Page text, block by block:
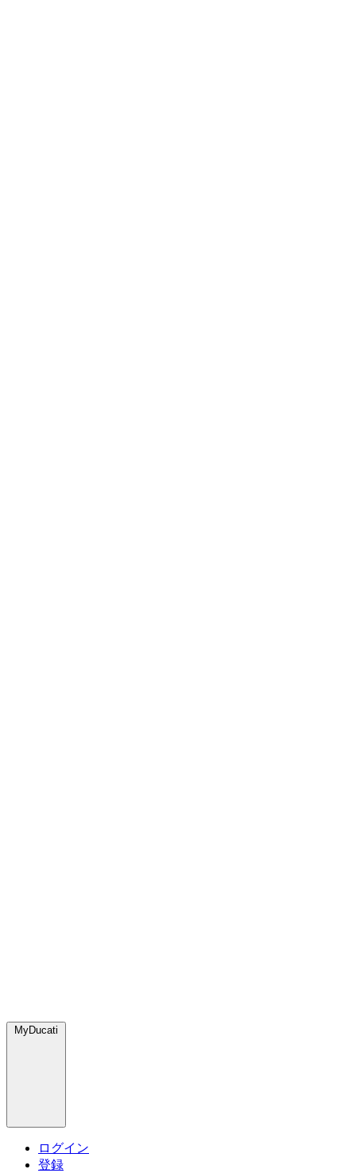
MyDucati
ログイン
登録